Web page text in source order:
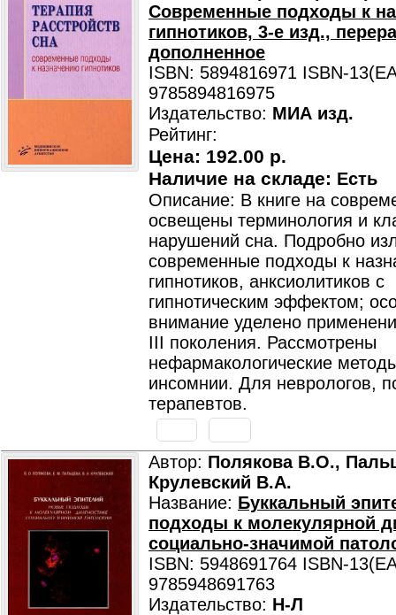
Современные подходы к
гипнотиков, 3-е изд.,
дополненное
ISBN: 5894816971 ISBN-
9785894816975
Издательство: МИА изд.
Рейтинг:
Цена: 192.00 р.
Наличие на складе: Есть
Описание: В книге на
освещены терминология и
нарушений сна. Подробно
современные подходы к
гипнотиков, анксиолитиков с
гипнотическим эффектом;
внимание уделено
III поколения. Рассмотрены
нефармакологические
инсомнии. Для неврологов,
терапевтов.
Автор: Полякова В.О.,
Крулевский В.А.
Название: Буккальный
подходы к молекулярной
социально-значимой
ISBN: 5948691764 ISBN-
9785948691763
Издательство: Н-Л